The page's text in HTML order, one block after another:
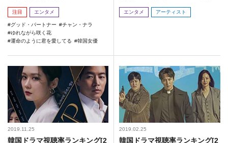
注目 エンタメ
グッド・パートナー
チャン・ナラ
ゆれながら咲く花
運命のように君を愛してる
韓国女優
DVDレンタル&発売開始!
エンタメ アーティスト
2019.11.25
韓国ドラマ視聴率ランキング[2
2019.02.25
韓国ドラマ視聴率ランキング[2